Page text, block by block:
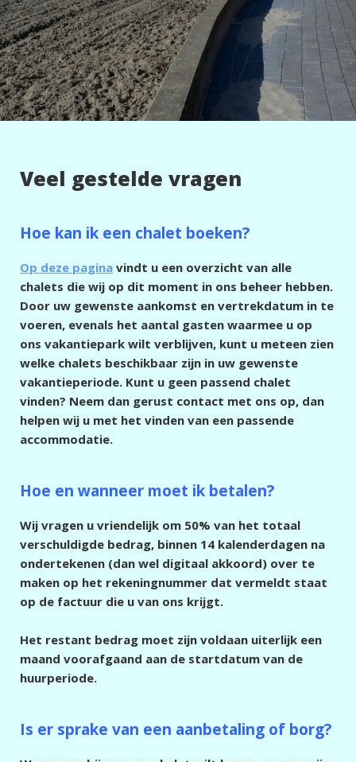
Veel gestelde vragen
Hoe kan ik een chalet boeken?
Op deze pagina vindt u een overzicht van alle
chalets die wij op dit moment in ons beheer hebben.
Door uw gewenste aankomst en vertrekdatum in te
voeren, evenals het aantal gasten waarmee u op
ons vakantiepark wilt verblijven, kunt u meteen zien
welke chalets beschikbaar zijn in uw gewenste
vakantieperiode. Kunt u geen passend chalet
vinden? Neem dan gerust contact met ons op, dan
helpen wij u met het vinden van een passende
accommodatie.
Hoe en wanneer moet ik betalen?
Wij vragen u vriendelijk om 50% van het totaal
verschuldigde bedrag, binnen 14 kalenderdagen na
ondertekenen (dan wel digitaal akkoord) over te
maken op het rekeningnummer dat vermeldt staat
op de factuur die u van ons krijgt.
Het restant bedrag moet zijn voldaan uiterlijk een
maand voorafgaand aan de startdatum van de
huurperiode.
Is er sprake van een aanbetaling of borg?